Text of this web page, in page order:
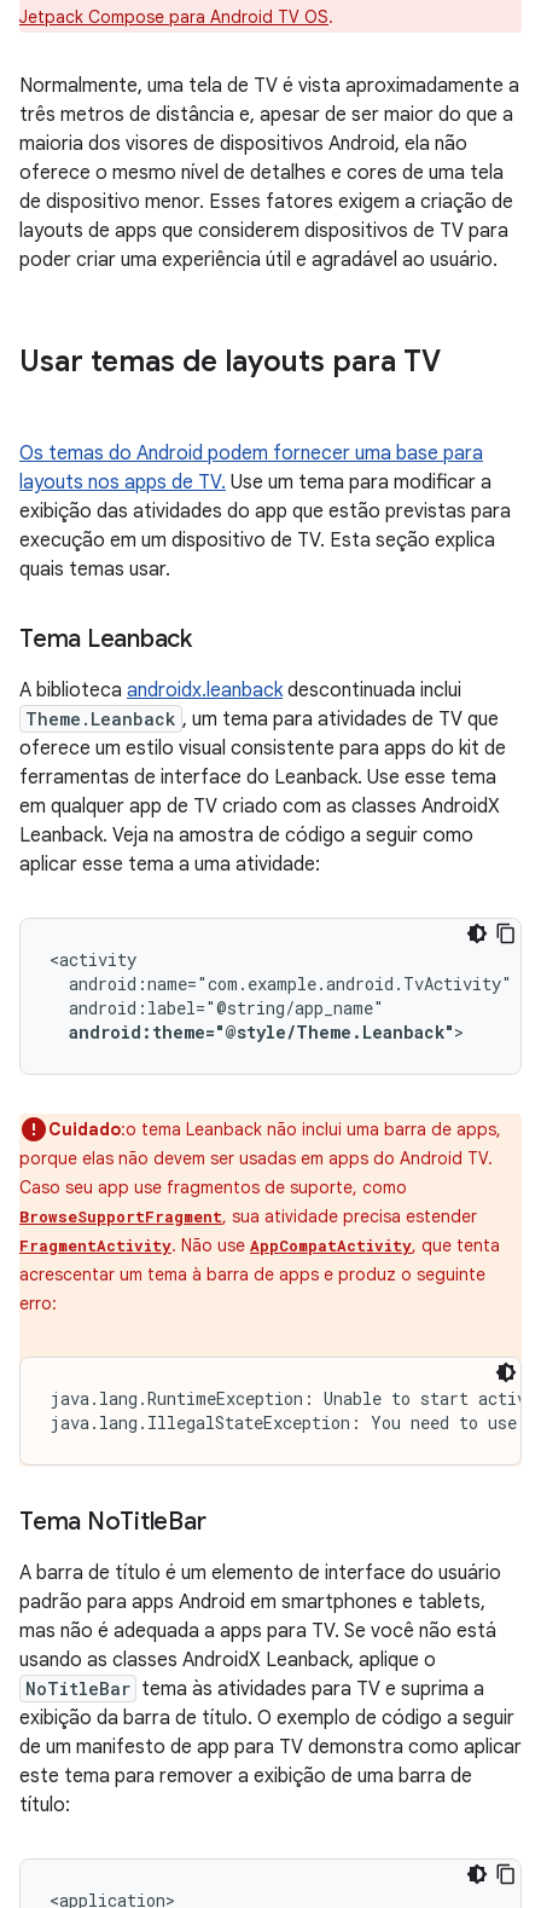
Jetpack Compose para Android TV OS.
Normalmente, uma tela de TV é vista aproximadamente a
três metros de distância e, apesar de ser maior do que a
maioria dos visores de dispositivos Android, ela não
oferece o mesmo nível de detalhes e cores de uma tela
de dispositivo menor. Esses fatores exigem a criação de
layouts de apps que considerem dispositivos de TV para
poder criar uma experiência útil e agradável ao usuário.
Usar temas de layouts para TV
Os temas do Android podem fornecer uma base para
layouts nos apps de TV. Use um tema para modificar a
exibição das atividades do app que estão previstas para
execução em um dispositivo de TV. Esta seção explica
quais temas usar.
Tema Leanback
A biblioteca androidx.leanbackdescontinuada inclui
Theme.Leanback , um tema para atividades de TV que
oferece um estilo visual consistente para apps do kit de
ferramentas de interface do Leanback. Use esse tema
em qualquer app de TV criado com as classes AndroidX
Leanback. Veja na amostra de código a seguir como
aplicar esse tema a uma atividade:
android:theme="@style/Theme.Leanback">
Cuidado:o tema Leanback não inclui uma barra de apps,
porque elas não devem ser usadas em apps do Android TV.
Caso seu app use fragmentos de suporte, como
BrowseSupportFragment, sua atividade precisa estender
FragmentActivity. Não use AppCompatActivity, que tenta
acrescentar um tema à barra de apps e produz o seguinte
erro:
java.lang.RuntimeException: Unable to start
java.lang.IllegalStateException: You need to use
Tema NoTitleBar
A barra de título é um elemento de interface do usuário
padrão para apps Android em smartphones e tablets,
mas não é adequada a apps para TV. Se você não está
usando as classes AndroidX Leanback, aplique o
NoTitleBar tema às atividades para TV e suprima a
exibição da barra de título. O exemplo de código a seguir
de um manifesto de app para TV demonstra como aplicar
este tema para remover a exibição de uma barra de
título: